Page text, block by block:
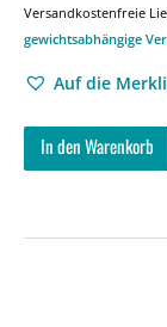
Versandkostenfreie
gewichtsabhängige
Auf die
In den Warenkorb